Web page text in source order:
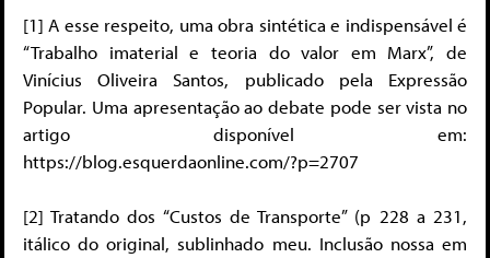
[1] A esse respeito, uma obra sintética e indispensável é
“Trabalho imaterial e teoria do valor em Marx”, de
Vinícius Oliveira Santos, publicado pela Expressão
Popular. Uma apresentação ao debate pode ser vista no
artigo disponível em:
https://blog.esquerdaonline.com/?p=2707
[2] Tratando dos “Custos de Transporte” (p 228 a 231,
itálico do original, sublinhado meu. Inclusão nossa em